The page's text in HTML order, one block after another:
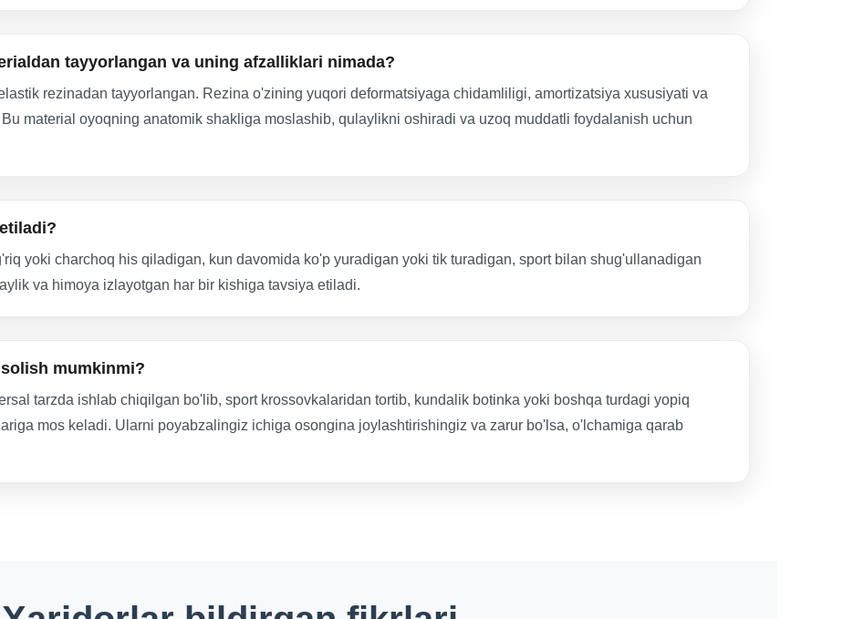
tayyorlangan va uning afzalliklari nimada?
rezinadan tayyorlangan. Rezina o'zining yuqori deformatsiyaga chidamliligi, amortizatsiya xususiyati va
material oyoqning anatomik shakliga moslashib, qulaylikni oshiradi va uzoq muddatli foydalanish uchun
yoki charchoq his qiladigan, kun davomida ko'p yuradigan yoki tik turadigan, sport bilan shug'ullanadigan
va himoya izlayotgan har bir kishiga tavsiya etiladi.
mumkinmi?
tarzda ishlab chiqilgan bo'lib, sport krossovkalaridan tortib, kundalik botinka yoki boshqa turdagi yopiq
mos keladi. Ularni poyabzalingiz ichiga osongina joylashtirishingiz va zarur bo'lsa, o'lchamiga qarab